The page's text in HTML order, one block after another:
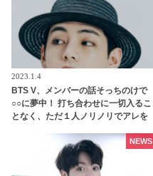
2023.1.4
BTS V、メンバーの話そっちのけで
○○に夢中！ 打ち合わせに一切入るこ
となく、ただ１人ノリノリでアレを
かのようにマイペースな様子がかわ
いすぎるとファンくぎづけ
NEWS